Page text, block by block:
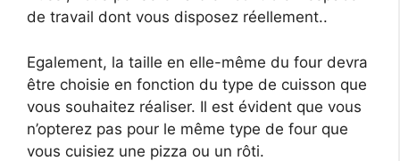
de travail dont vous disposez réellement..
Egalement, la taille en elle-même du four devra
être choisie en fonction du type de cuisson que
vous souhaitez réaliser. Il est évident que vous
n’opterez pas pour le même type de four que
vous cuisiez une pizza ou un rôti.